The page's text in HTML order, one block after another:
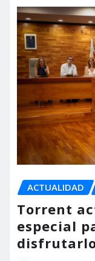
ACTUALIDAD
Torrent
especial